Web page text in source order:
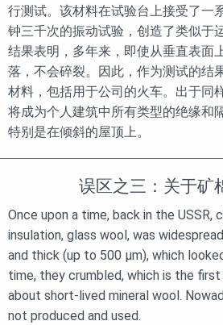
行测试。该材料在试验台上接受了一
钟三千次的振动试验，创造了类似于
结果表明，多年来，即使从垂直表面
落，不会碎裂。因此，作为测试的结
材料，包括用于公司的火车。出于同
将成为个人建筑中所有类型的绝缘和
特别是在倾斜的屋顶上。
误区之三：关于矿
Once upon a time, back in the USSR,
insulation, glass wool, was
and thick (up to 500 µm), which
time, they crumbled, which is the
about short-lived mineral wool.
not produced and used.